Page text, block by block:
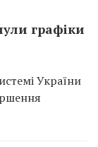
графіки
України